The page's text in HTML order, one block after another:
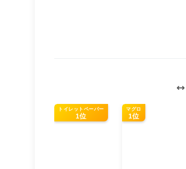
トイレットペーパー
1位
マグロ
1位